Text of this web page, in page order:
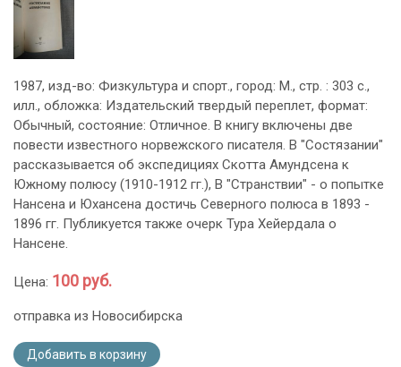
1987, изд-во: Физкультура и спорт., город: М., стр. : 303 с.,
илл., обложка: Издательский твердый переплет, формат:
Обычный, состояние: Отличное. В книгу включены две
повести известного норвежского писателя. В "Состязании"
рассказывается об экспедициях Скотта Амундсена к
Южному полюсу (1910-1912 гг.), В "Странствии" - о попытке
Нансена и Юхансена достичь Северного полюса в 1893 -
1896 гг. Публикуется также очерк Тура Хейердала о
Нансене.
Цена: 100 руб.
отправка из Новосибирска
Добавить в корзину